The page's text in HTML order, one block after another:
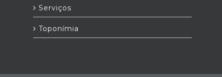
Serviços
Toponímia